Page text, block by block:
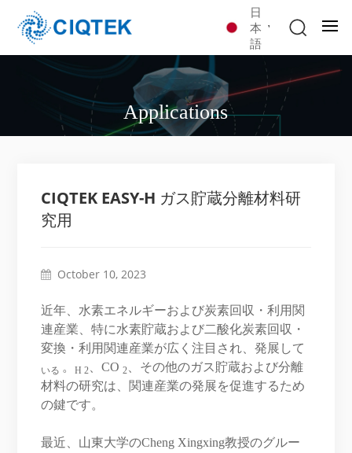
日
本
語
Applications
CIQTEK EASY-H ガス貯蔵分離材料研
究用
October 10, 2023
近年、水素エネルギーおよび炭素回収・利用関
連産業、特に水素貯蔵および二酸化炭素回収・
変換・利用関連産業が広く注目され、発展して
いる 。H 2 、CO2
、その他のガス貯蔵および分離
材料の研究は、関連産業の発展を促進するため
の鍵です。
最近、山東大学のCheng Xingxing教授のグルー